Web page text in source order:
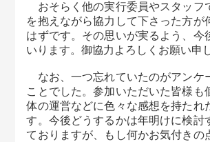
おそらく他の実行委員やスタッフ
を抱えながら協力して下さった方が
はずです。その思いが実るよう、今
いります。御協力よろしくお願い申
なお、一つ忘れていたのがアンケ
ことでした。参加いただいた皆様も
体の運営などに色々な感想を持たれ
す。今後どうするかは年明けに検討
ておりますが、もし何かお気付きの